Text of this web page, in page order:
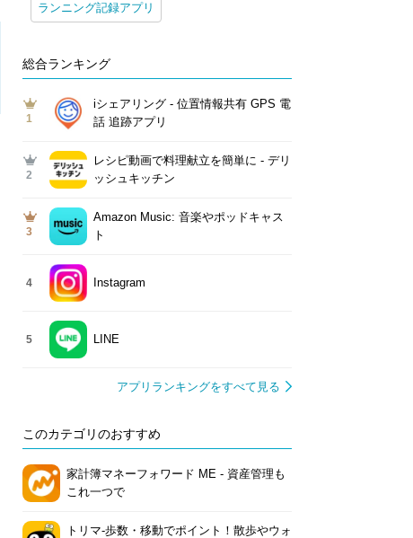
ランニング記録アプリ
総合ランキング
1
iシェアリング - 位置情報共有 GPS 電
話 追跡アプリ
2
レシピ動画で料理献立を簡単‪に - デリ
ッシュキッチン
3
Amazon Music: 音楽やポッドキャス
ト
4 Instagram
5 LINE
アプリランキングをすべて見る
このカテゴリのおすすめ
家計簿マネーフォワード ME - 資産管理も
これ一つで
トリマ-歩数・移動でポイント！散歩やウォ